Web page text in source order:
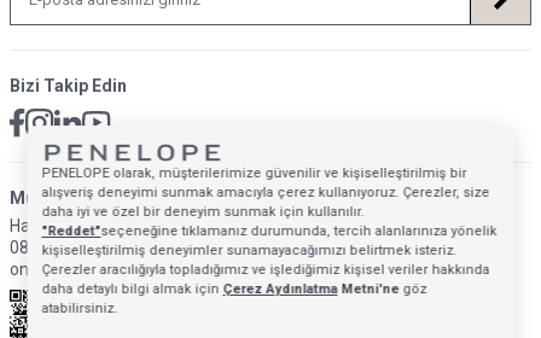
Bizi Takip Edin
Müsteri Hizmetleri İletişim Adresi
Hafta İçi: 09:00 - 18:00
0850 640 1993
onlinedestek@penelopebedroom.com
PENELOPE olarak, müşterilerimize güvenilir ve kişiselleştirilmiş bir
alışveriş deneyimi sunmak amacıyla çerez kullanıyoruz. Çerezler, size
daha iyi ve özel bir deneyim sunmak için kullanılır.
"Reddet"seçeneğine tıklamanız durumunda, tercih alanlarınıza yönelik
kişiselleştirilmiş deneyimler sunamayacağımızı belirtmek isteriz.
Çerezler aracılığıyla topladığımız ve işlediğimiz kişisel veriler hakkında
daha detaylı bilgi almak için Çerez AydınlatmaMetni'negöz
atabilirsiniz.